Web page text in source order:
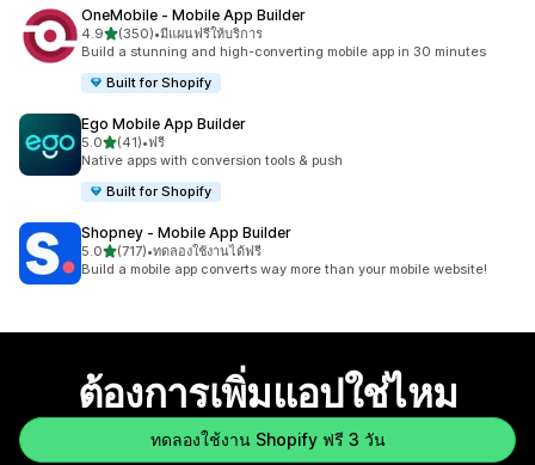
OneMobile ‑ Mobile App Builder
4.9เต็ม 5 ดาว
(350)
ทั้งหมด 350 รีวิว
•มีแผนฟรีให้บริการ
Build a stunning and high-converting mobile app in 30 minutes
Built for Shopify
Ego Mobile App Builder
5.0เต็ม 5 ดาว
(41)
ทั้งหมด 41 รีวิว
•ฟรี
Native apps with conversion tools & push
Built for Shopify
Shopney ‑ Mobile App Builder
5.0เต็ม 5 ดาว
(717)
ทั้งหมด 717 รีวิว
•ทดลองใช้งานได้ฟรี
Build a mobile app converts way more than your mobile website!
ต้องการเพิ่มแอปใช่ไหม
ทดลองใช้งาน Shopify ฟรี 3 วัน